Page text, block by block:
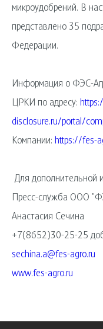
микроудобрений. В
представлено 35
Федерации.
Информация о ФЭС-
ЦРКИ по адресу:
disclosure.ru/portal/
Компании: https://fes-
Для дополнительной
Пресс-служба ООО
Анастасия Сечина
+7(8652)30-25-25
sechina.a@fes-agro.ru
www.fes-agro.ru